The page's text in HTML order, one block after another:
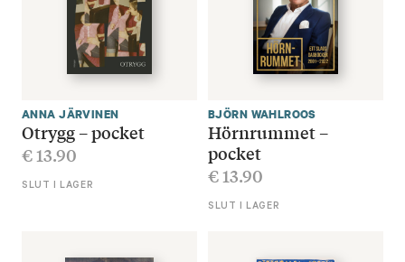
ANNA JÄRVINEN
Otrygg – pocket
€13.90
SLUT I LAGER
BJÖRN WAHLROOS
Hörnrummet –
pocket
€13.90
SLUT I LAGER